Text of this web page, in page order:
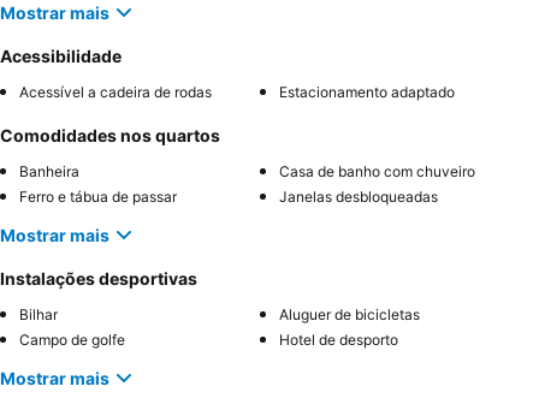
Mostrar mais
Acessibilidade
Acessível a cadeira de rodas Estacionamento adaptado
Comodidades nos quartos
Banheira
Casa de banho com chuveiro
Ferro e tábua de passar
Janelas desbloqueadas
Mostrar mais
Instalações desportivas
Bilhar
Aluguer de bicicletas
Campo de golfe
Hotel de desporto
Mostrar mais